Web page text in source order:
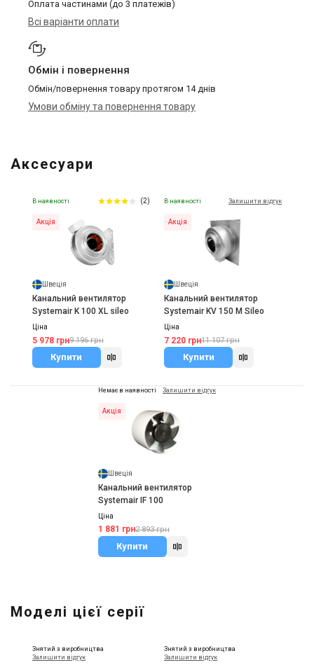
Оплата частинами (до 3 платежів)
Всі варіанти оплати
Обмін і повернення
Обмін/повернення товару протягом 14 днів
Умови обміну та повернення товару
Аксесуари
В наявності (2)
Акція
Швеція
Канальний вентилятор
Systemair K 100 XL sileo
Ціна
5 978 грн9 196 грн
Купити
В наявності Залишити відгук
Акція
Швеція
Канальний вентилятор
Systemair KV 150 M Sileo
Ціна
7 220 грн11 107 грн
Купити
Немає в наявності Залишити відгук
Акція
Швеція
Канальний вентилятор
Systemair IF 100
Ціна
1 881 грн2 893 грн
Купити
Моделі цієї серії
Знятий з виробництва
Залишити відгук
Знятий з виробництва
Залишити відгук